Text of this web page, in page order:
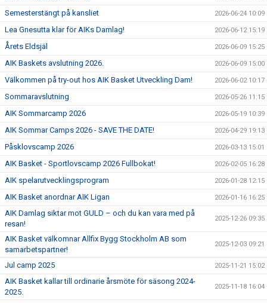
Semesterstängt på kansliet 2026-06-24 10:09
Lea Gnesutta klar för AIKs Damlag! 2026-06-12 15:19
Årets Eldsjäl 2026-06-09 15:25
AIK Baskets avslutning 2026. 2026-06-09 15:00
Välkommen på try-out hos AIK Basket Utveckling Dam! 2026-06-02 10:17
Sommaravslutning 2026-05-26 11:15
AIK Sommarcamp 2026 2026-05-19 10:39
AIK Sommar Camps 2026 - SAVE THE DATE! 2026-04-29 19:13
Påsklovscamp 2026 2026-03-13 15:01
AIK Basket - Sportlovscamp 2026 Fullbokat! 2026-02-05 16:28
AIK spelarutvecklingsprogram 2026-01-28 12:15
AIK Basket anordnar AIK Ligan 2026-01-16 16:25
AIK Damlag siktar mot GULD – och du kan vara med på
resan!
2025-12-26 09:35
AIK Basket välkomnar Allfix Bygg Stockholm AB som
samarbetspartner!
2025-12-03 09:21
Jul camp 2025 2025-11-21 15:02
AIK Basket kallar till ordinarie årsmöte för säsong 2024-
2025.
2025-11-18 16:04